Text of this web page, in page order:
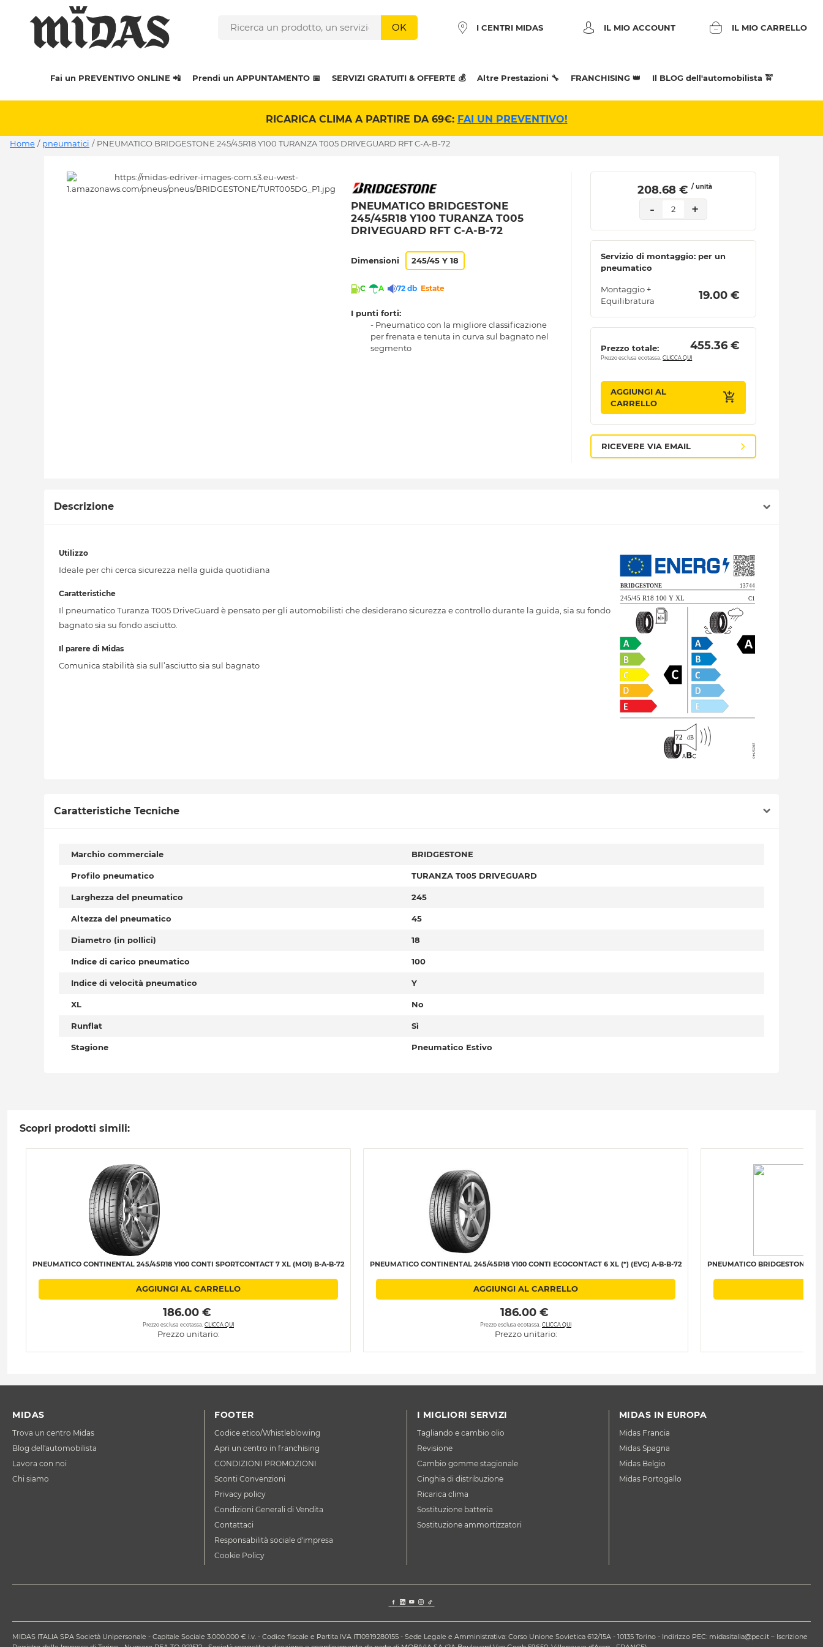
OK I CENTRI MIDAS IL MIO ACCOUNT IL MIO CARRELLO
Fai un PREVENTIVO ONLINE 📲 Prendi un APPUNTAMENTO 📅 SERVIZI GRATUITI & OFFERTE 💰 Altre Prestazioni 🔧 FRANCHISING 👑 Il BLOG dell'automobilista 🚖
RICARICA CLIMA A PARTIRE DA 69€: FAI UN PREVENTIVO!
Home / pneumatici / PNEUMATICO BRIDGESTONE 245/45R18 Y100 TURANZA T005 DRIVEGUARD RFT C-A-B-72
PNEUMATICO BRIDGESTONE
245/45R18 Y100 TURANZA T005
DRIVEGUARD RFT C-A-B-72
Dimensioni 245/45 Y 18
C A 72 db Estate
I punti forti:
- Pneumatico con la migliore classificazione
per frenata e tenuta in curva sul bagnato nel
segmento
208.68 € / unità
- 2 +
Servizio di montaggio: per un
pneumatico
Montaggio +
Equilibratura
19.00 €
Prezzo totale: 455.36 €
Prezzo esclusa ecotassa.CLICCA QUI
AGGIUNGI AL
CARRELLO
RICEVERE VIA EMAIL
Descrizione
Utilizzo
Ideale per chi cerca sicurezza nella guida quotidiana
Caratteristiche
Il pneumatico Turanza T005 DriveGuard è pensato per gli automobilisti che desiderano sicurezza e controllo durante la guida, sia su fondo
bagnato sia su fondo asciutto.
Il parere di Midas
Comunica stabilità sia sull’asciutto sia sul bagnato
Caratteristiche Tecniche
Marchio commerciale BRIDGESTONE
Profilo pneumatico TURANZA T005 DRIVEGUARD
Larghezza del pneumatico 245
Altezza del pneumatico 45
Diametro (in pollici) 18
Indice di carico pneumatico 100
Indice di velocità pneumatico Y
XL No
Runflat Sì
Stagione Pneumatico Estivo
Scopri prodotti simili:
PNEUMATICO CONTINENTAL 245/45R18 Y100 CONTI SPORTCONTACT 7 XL (MO1) B-A-B-72
AGGIUNGI AL CARRELLO
186.00 €
Prezzo esclusa ecotassa. CLICCA QUI
Prezzo unitario:
PNEUMATICO CONTINENTAL 245/45R18 Y100 CONTI ECOCONTACT 6 XL (*) (EVC) A-B-B-72
AGGIUNGI AL CARRELLO
186.00 €
Prezzo esclusa ecotassa. CLICCA QUI
Prezzo unitario:
PNEUMATICO BRIDGESTONE
MIDAS
Trova un centro Midas
Blog dell'automobilista
Lavora con noi
Chi siamo
FOOTER
Codice etico/Whistleblowing
Apri un centro in franchising
CONDIZIONI PROMOZIONI
Sconti Convenzioni
Privacy policy
Condizioni Generali di Vendita
Contattaci
Responsabilità sociale d'impresa
Cookie Policy
I MIGLIORI SERVIZI
Tagliando e cambio olio
Revisione
Cambio gomme stagionale
Cinghia di distribuzione
Ricarica clima
Sostituzione batteria
Sostituzione ammortizzatori
MIDAS IN EUROPA
Midas Francia
Midas Spagna
Midas Belgio
Midas Portogallo
MIDAS ITALIA SPA Società Unipersonale - Capitale Sociale 3.000.000 € i.v. - Codice fiscale e Partita IVA IT10919280155 - Sede Legale e Amministrativa: Corso Unione Sovietica 612/15A - 10135 Torino - Indirizzo PEC: midasitalia@pec.it – Iscrizione